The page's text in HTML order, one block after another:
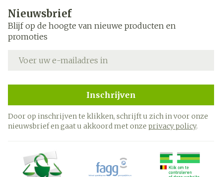
Nieuwsbrief
Blijf op de hoogte van nieuwe producten en
promoties
Inschrijven
Door op inschrijven te klikken, schrijft u zich in voor onze
nieuwsbrief en gaat u akkoord met onze privacy policy.